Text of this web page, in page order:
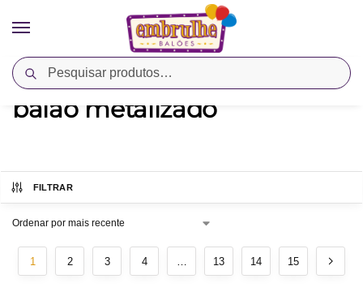
Pesquisar
Início Produtos marcados com a tag “balão metalizado”
balão metalizado
FILTRAR
1 2 3 4 … 13 14 15